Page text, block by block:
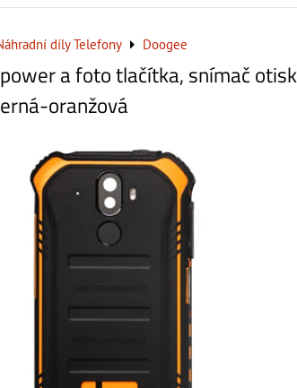
díly Telefony Doogee
a foto tlačítka, snímač
oranžová